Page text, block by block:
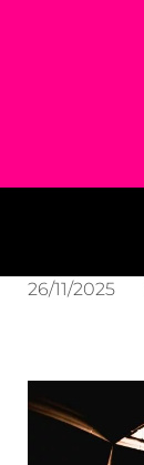
26/11/2025